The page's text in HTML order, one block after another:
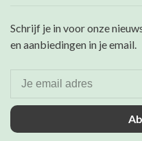
Schrijf je in voor onze
en aanbiedingen in je email.